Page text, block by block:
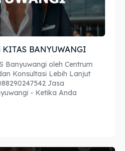
KITAS BANYUWANGI
Banyuwangi oleh Centrum
Konsultasi Lebih Lanjut
Jasa
- Ketika Anda